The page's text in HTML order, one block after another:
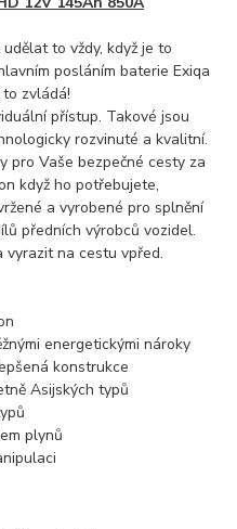
to vždy, když je to
posláním baterie Exiqa
zvládá!
přístup. Takové jsou
rozvinuté a kvalitní.
pro Vaše bezpečné cesty za
když ho potřebujete,
a vyrobené pro splnění
předních výrobců vozidel.
na cestu vpřed.
energetickými nároky
konstrukce
Asijských typů
plynů